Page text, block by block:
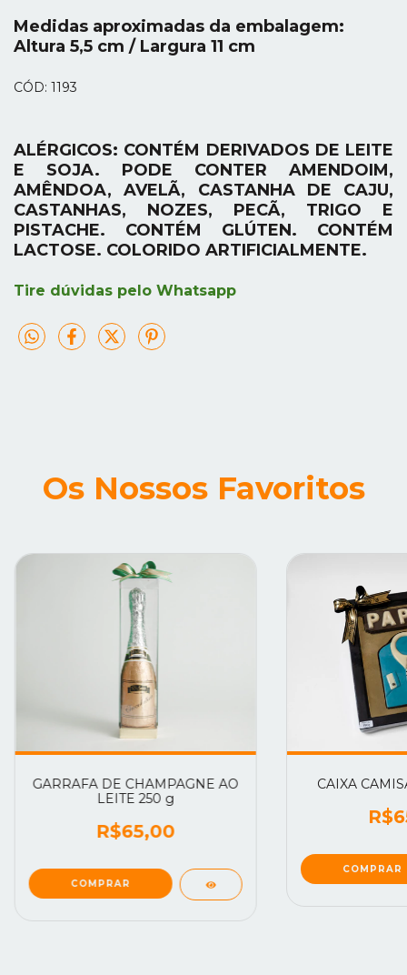
Medidas aproximadas da embalagem:
Altura 5,5 cm / Largura 11 cm
CÓD: 1193
ALÉRGICOS: CONTÉM DERIVADOS DE LEITE
E SOJA. PODE CONTER AMENDOIM,
AMÊNDOA, AVELÃ, CASTANHA DE CAJU,
CASTANHAS, NOZES, PECÃ, TRIGO E
PISTACHE. CONTÉM GLÚTEN. CONTÉM
LACTOSE. COLORIDO ARTIFICIALMENTE.
Tire dúvidas pelo Whatsapp
Os Nossos Favoritos
GARRAFA DE CHAMPAGNE AO
LEITE 250 g
R$65,00
CAIXA